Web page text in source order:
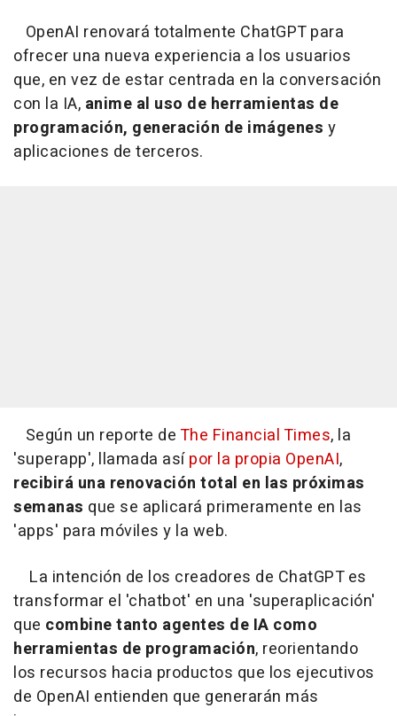
OpenAI renovará totalmente ChatGPT para
ofrecer una nueva experiencia a los usuarios
que, en vez de estar centrada en la conversación
con la IA, anime al uso de herramientas de
programación, generación de imágenes y
aplicaciones de terceros.
Según un reporte deThe Financial Times, la
'superapp', llamada asípor la propia OpenAI,
recibirá una renovación total en las próximas
semanas que se aplicará primeramente en las
'apps' para móviles y la web.
La intención de los creadores de ChatGPT es
transformar el 'chatbot' en una 'superaplicación'
que combine tanto agentes de IA como
herramientas de programación, reorientando
los recursos hacia productos que los ejecutivos
de OpenAI entienden que generarán más